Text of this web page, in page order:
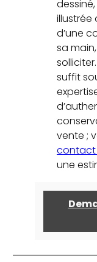
d’une
sa
suffit
vente ;
contact
une